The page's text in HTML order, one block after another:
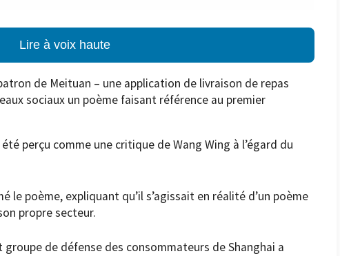
Lire à voix haute
de Meituan – une application de livraison de repas
sociaux un poème faisant référence au premier
perçu comme une critique de Wang Wing à l’égard du
le poème, expliquant qu’il s’agissait en réalité d’un poème
propre secteur.
groupe de défense des consommateurs de Shanghai a